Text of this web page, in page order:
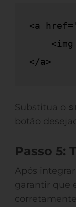
<a
<img
</a>
Substitua o
botão
Passo 5:
Após
garantir que